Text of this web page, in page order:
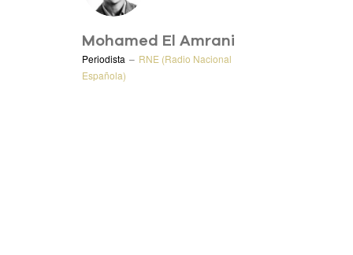
Mohamed El Amrani
Periodista – RNE (Radio Nacional
Española)